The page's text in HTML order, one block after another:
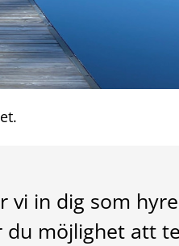
vi in dig som
du möjlighet att